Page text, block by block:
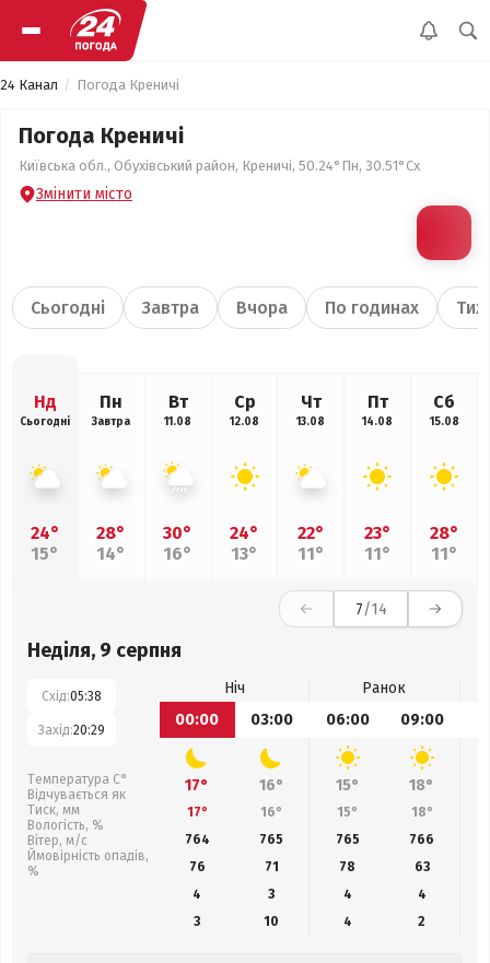
24 Канал Погода Креничі
Погода Креничі
Київська обл., Обухівський район, Креничі, 50.24°Пн, 30.51°Сх
Змінити місто
Сьогодні Завтра Вчора По годинах
Нд
Сьогодні
24°
15°
Пн
Завтра
28°
14°
Вт
11.08
30°
16°
Ср
12.08
24°
13°
Чт
13.08
22°
11°
Пт
14.08
23°
11°
Сб
15.08
28°
11°
7/14
Неділя, 9 серпня
Схід:05:38
Захід:20:29
Температура С°
Відчувається як
Тиск, мм
Вологість, %
Вітер, м/с
Ймовірність опадів,
%
Ніч
Ранок
00:00
03:00 06:00 09:00
17° 16° 15° 18°
17° 16° 15° 18°
764
765 765 766
76
71 78 63
4
3 4
4
3
10 4 2